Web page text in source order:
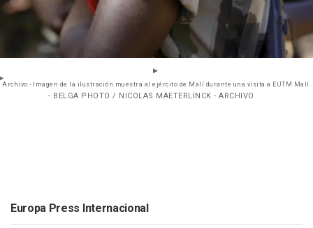
Archivo - Imagen de la ilustración muestra al ejército de Malí durante una visita a EUTM Malí.
- BELGA PHOTO / NICOLAS MAETERLINCK - ARCHIVO
Europa Press Internacional